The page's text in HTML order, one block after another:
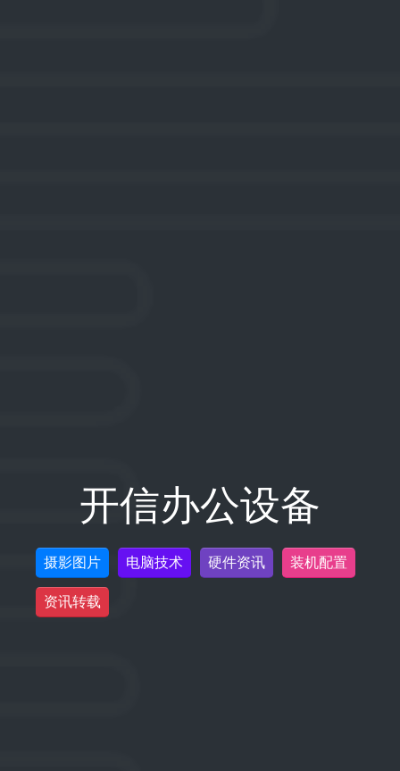
开信办公设备
摄影图片 电脑技术 硬件资讯 装机配置
资讯转载